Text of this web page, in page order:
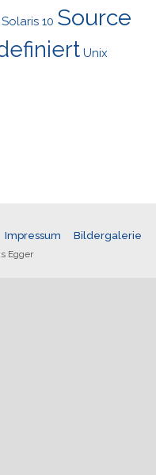
Solaris 10 Source
Unix
Impressum Bildergalerie
Egger